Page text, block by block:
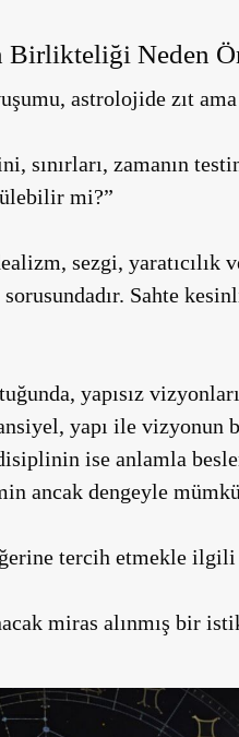
Birlikteliği Neden
astrolojide zıt
sınırları, zamanın
mi?”
sezgi, yaratıcılık
Sahte
yapısız
yapı ile vizyonun
ise anlamla
ancak dengeyle
tercih etmekle
miras alınmış bir